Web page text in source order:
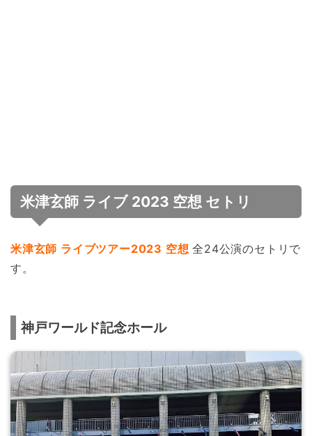
米津玄師 ライブ 2023 空想 セトリ
米津玄師 ライブツアー2023 空想 全24公演のセトリで
す。
神戸ワールド記念ホール